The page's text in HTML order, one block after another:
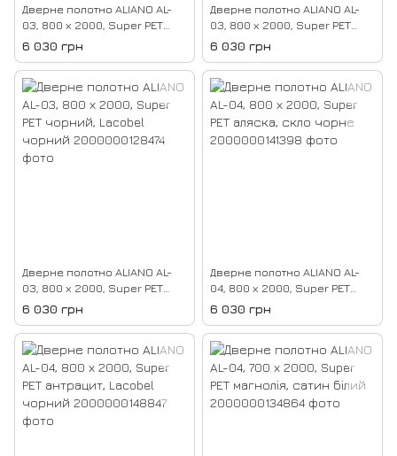
Дверне полотно ALIANO AL-
03, 800 х 2000, Super PET
магнолія, Lacobel чорний
6 030 грн
Дверне полотно ALIANO AL-
03, 800 х 2000, Super PET
сірий, Lacobel чорний
6 030 грн
Дверне полотно ALIANO AL-
03, 800 х 2000, Super PET
чорний, Lacobel чорний
6 030 грн
Дверне полотно ALIANO AL-
04, 800 х 2000, Super PET
аляска, скло чорне
6 030 грн